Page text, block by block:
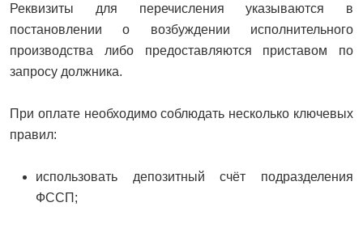
Реквизиты для перечисления указываются в
постановлении о возбуждении исполнительного
производства либо предоставляются приставом по
запросу должника.
При оплате необходимо соблюдать несколько ключевых
правил:
использовать депозитный счёт подразделения
ФССП;